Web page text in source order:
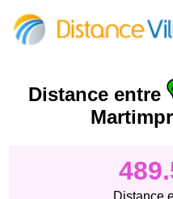
Distance entre